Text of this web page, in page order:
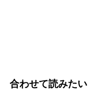
合わせて読みたい